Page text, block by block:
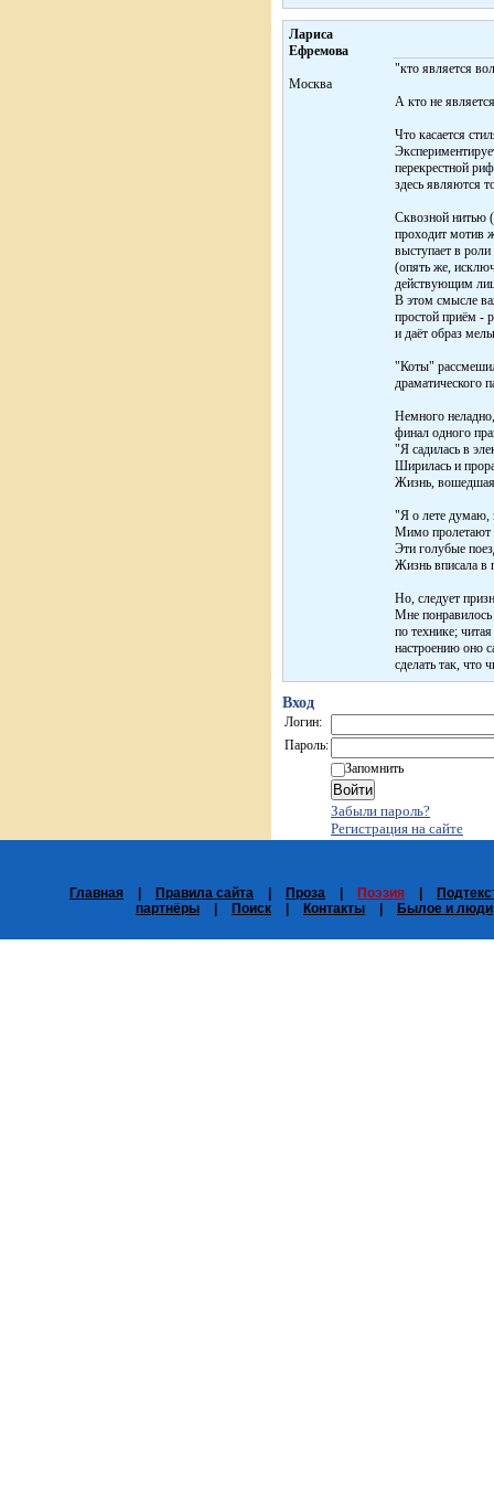
Лариса
Ефремова
Москва
"кто является
А кто не
Что касается
перекрестной
здесь являются
Сквозной нитью
проходит мотив
выступает в
(опять же,
действующим
В этом смысле
простой приём -
и даёт образ
"Коты"
драматического
Немного
финал одного
"Я садилась в
Ширилась и
Жизнь,
"Я о лете думаю,
Мимо пролетают
Эти голубые
Жизнь вписала в
Но, следует
Мне
по технике;
настроению оно
сделать так, что
Вход
Логин:
Пароль:
Запомнить
Забыли пароль?
Регистрация на сайте
Главная Правила сайта Проза Поэзия
партнёры
Поиск Контакты Былое и люди